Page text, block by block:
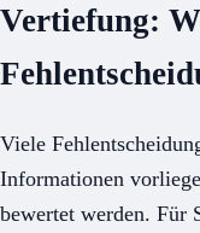
Vertiefung:
Viele
Informationen
bewertet werden. Für